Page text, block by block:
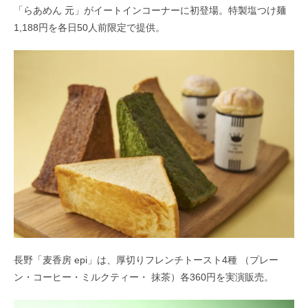
「らあめん 元」がイートインコーナーに初登場。特製塩つけ麺
1,188円を各日50人前限定で提供。
長野「麦香房 epi」は、厚切りフレンチトースト4種 （プレー
ン・コーヒー・ミルクティー・ 抹茶）各360円を実演販売。